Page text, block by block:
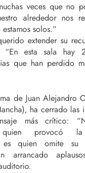
veces que no
alrededor nos
solos.”
extender su
esta sala hay
que han perdido
de Juan Alejandro
ha cerrado las
más crítico:
quien provocó la
es quien omite su
arrancado